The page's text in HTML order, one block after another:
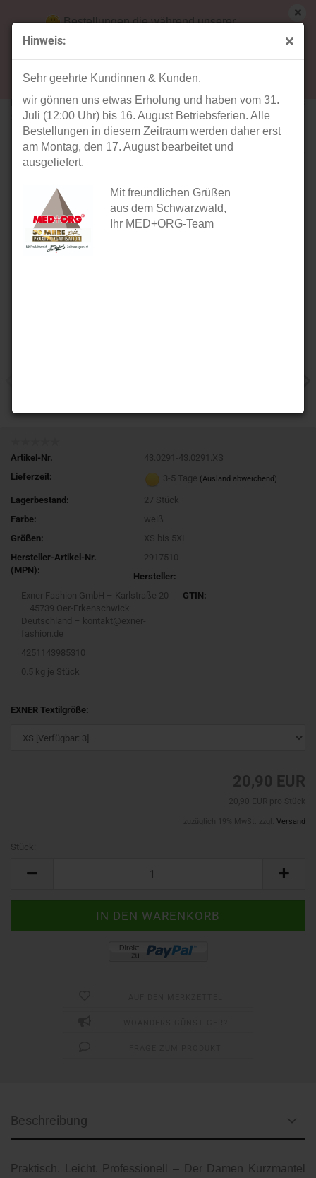
Hinweis:
Sehr geehrte Kundinnen & Kunden,
wir gönnen uns etwas Erholung und haben vom 31.
Juli (12:00 Uhr) bis 16. August Betriebsferien. Alle
Bestellungen in diesem Zeitraum werden daher erst
am Montag, den 17. August bearbeitet und
ausgeliefert.
Mit freundlichen Grüßen
aus dem Schwarzwald,
Ihr MED+ORG-Team
Bestellungen die während unserer
Betriebsferien (31. Juli ab 12:00 Uhr bis 16.
Artikel in dieser Kategorie
EXNER Damen Kurzmantel kurzarm 50% Baumwolle XS bis
5XL
Artikel-Nr.
43.0291-43.0291.XS
Lieferzeit:
3-5 Tage (Ausland abweichend)
Lagerbestand: 27 Stück
Farbe:
weiß
Größen:
XS bis 5XL
Hersteller-Artikel-Nr.
(MPN):
2917510
Hersteller:
Exner Fashion GmbH – Karlstraße 20
– 45739 Oer-Erkenschwick –
Deutschland – kontakt@exner-
fashion.de
GTIN:
4251143985310
0.5 kg je Stück
EXNER Textilgröße:
20,90 EUR
Versand
Stück:
Beschreibung
Praktisch. Leicht. Professionell – Der Damen Kurzmantel